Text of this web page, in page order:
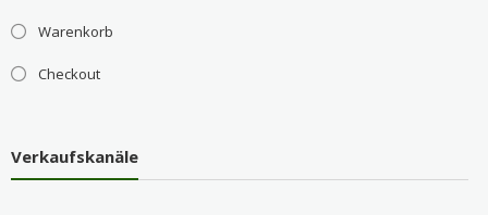
Warenkorb
Checkout
Verkaufskanäle